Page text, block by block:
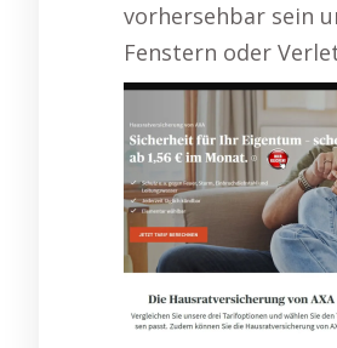
vorhersehbar sein
Fenstern oder